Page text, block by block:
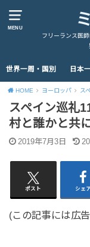
MENU
フリーランス医
世界一周・国別 日本
HOME ヨーロッパ ス
スペイン巡礼
村と誰かと共
2019年7月3日
ポスト シェ
(この記事には広